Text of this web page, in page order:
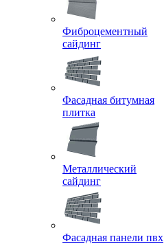
Фиброцементный
сайдинг
Фасадная битумная
плитка
Металлический
сайдинг
Фасадная панели пвх